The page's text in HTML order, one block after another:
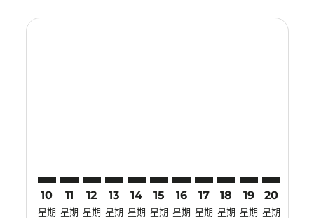
10
星期
11
星期
12
星期
13
星期
14
星期
15
星期
16
星期
17
星期
18
星期
19
星期
20
星期